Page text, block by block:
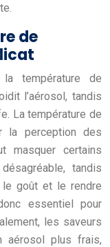
de
température de
l’aérosol, tandis
La température de
la perception des
masquer certains
tandis
le goût et le rendre
essentiel pour
les saveurs
aérosol plus frais,